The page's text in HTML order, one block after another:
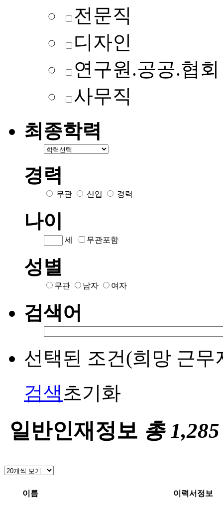
전문직
디자인
연구원.공공.협회
사무직
최종학력
경력
무관 신입 경력
나이
세 무관포함
성별
무관 남자 여자
검색어
선택된 조건(희망 근
검색초기화
일반인재정보 총 1,285
이름 이력서정보